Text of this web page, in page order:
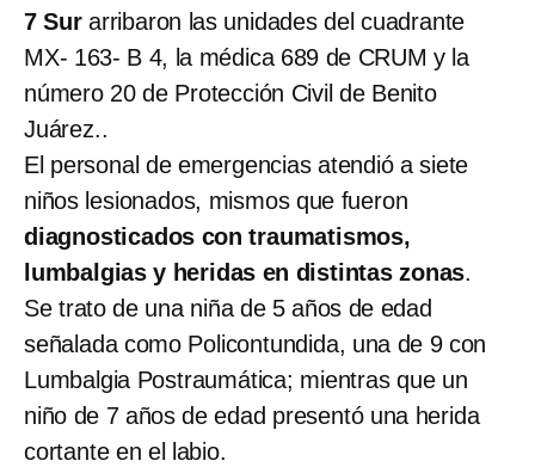
7 Surarribaron las unidades del cuadrante
MX- 163- B 4, la médica 689 de CRUM y la
número 20 de Protección Civil de Benito
Juárez..
El personal de emergencias atendió a siete
niños lesionados, mismos que fueron
diagnosticados con traumatismos,
lumbalgias y heridas en distintas zonas.
Se trato de una niña de 5 años de edad
señalada como Policontundida, una de 9 con
Lumbalgia Postraumática; mientras que un
niño de 7 años de edad presentó una herida
cortante en el labio.